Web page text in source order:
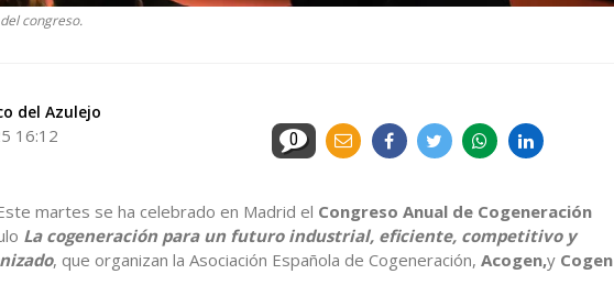
congreso.
del Azulejo
16:12 0
martes se ha celebrado en Madrid el Congreso Anual de Cogeneración
La cogeneración para un futuro industrial, eficiente, competitivo y
, que organizan la Asociación Española de Cogeneración, Acogen,y Cogen